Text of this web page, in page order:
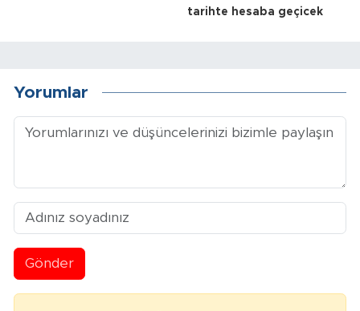
tarihte hesaba geçicek
Yorumlar
Gönder